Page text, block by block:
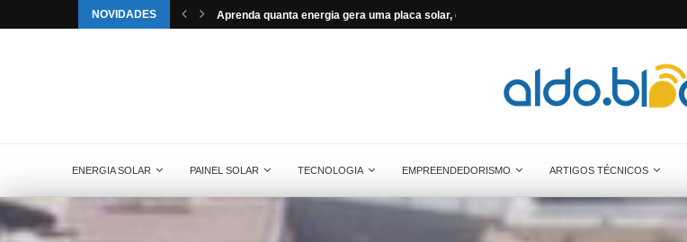
NOVIDADES Aprenda quanta energia gera uma placa solar, quantas...
ENERGIA SOLAR PAINEL SOLAR TECNOLOGIA EMPREENDEDORISMO ARTIGOS TÉCNICOS